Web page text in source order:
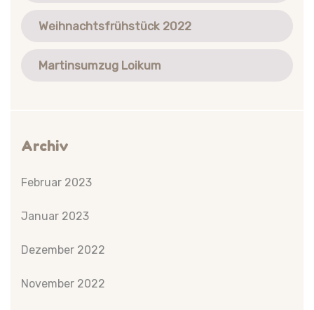
Weihnachtsfrühstück 2022
Martinsumzug Loikum
Archiv
Februar 2023
Januar 2023
Dezember 2022
November 2022